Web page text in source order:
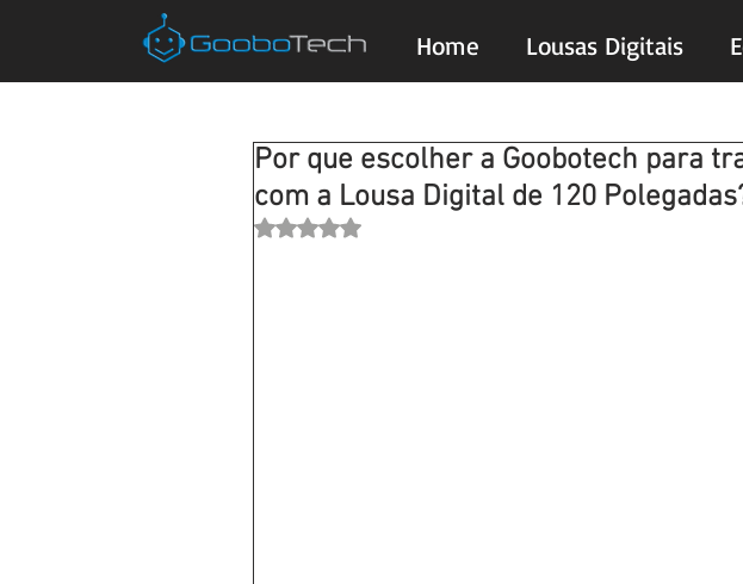
Home Lousas Digitais
Por que escolher a Goobotech para
com a Lousa Digital de 120
Avaliado com NaN de 5 estrelas.